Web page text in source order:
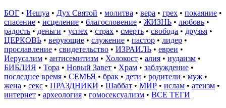
БОГ • Иешуа • Дух Святой • молитва • вера • грех • покаяние •
спасение • исцеление • благословение • ЖИЗНЬ • любовь •
радость • деньги • успех • страх • смерть • свобода • друзья •
ЦЕРКОВЬ • верующие • служение • пастор • лидер •
прославление • свидетельство • ИЗРАИЛЬ • евреи •
Иерусалим • антисемитизм • Холокост • алия • иудаизм •
БИБЛИЯ • Тора • Новый Завет • Храм • заблуждение •
последнее время • СЕМЬЯ • брак • дети • родители • муж •
жена • секс • ПРАЗДНИКИ • Шаббат • МИР • ислам • атеизм •
интернет • археология • гомосексуализм • ВСЕ ТЕГИ